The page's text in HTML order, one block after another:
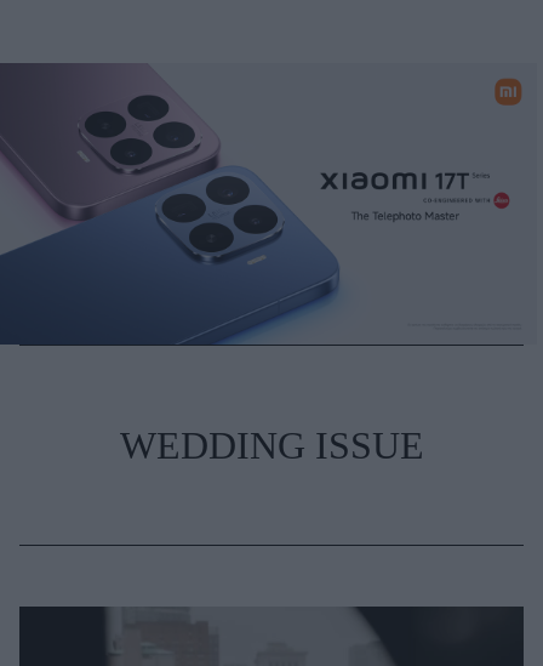
WEDDING ISSUE